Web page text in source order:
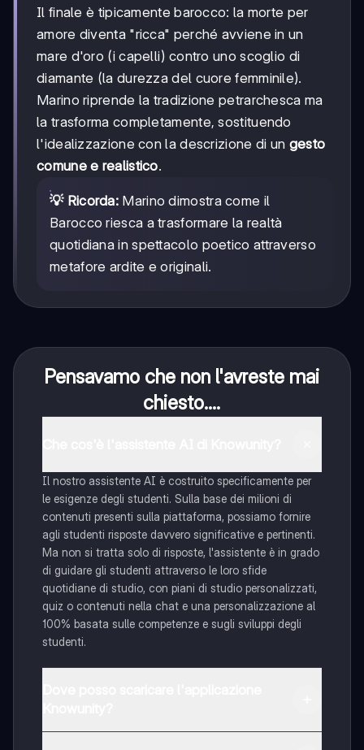
Il finale è tipicamente barocco: la morte per
amore diventa "ricca" perché avviene in un
mare d'oro (i capelli) contro uno scoglio di
diamante (la durezza del cuore femminile).
Marino riprende la tradizione petrarchesca ma
la trasforma completamente, sostituendo
l'idealizzazione con la descrizione di un gesto
comune e realistico.
💡 Ricorda: Marino dimostra come il
Barocco riesca a trasformare la realtà
quotidiana in spettacolo poetico attraverso
metafore ardite e originali.
Pensavamo che non l'avreste mai
chiesto....
Il nostro assistente AI è costruito specificamente per
le esigenze degli studenti. Sulla base dei milioni di
contenuti presenti sulla piattaforma, possiamo fornire
agli studenti risposte davvero significative e pertinenti.
Ma non si tratta solo di risposte, l'assistente è in grado
di guidare gli studenti attraverso le loro sfide
quotidiane di studio, con piani di studio personalizzati,
quiz o contenuti nella chat e una personalizzazione al
100% basata sulle competenze e sugli sviluppi degli
studenti.